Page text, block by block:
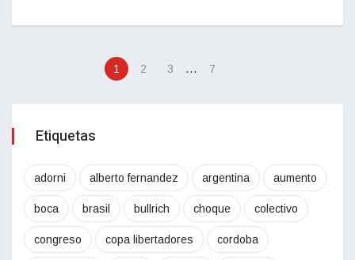
1 2 3 … 7
Etiquetas
adorni alberto fernandez argentina aumento
boca brasil bullrich choque colectivo
congreso copa libertadores cordoba